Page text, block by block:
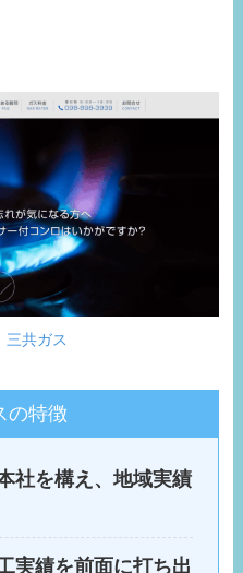
三共ガス
の特徴
社を構え、地域実績
実績を前面に打ち出